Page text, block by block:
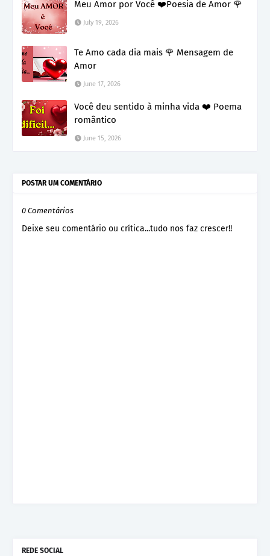
Meu Amor por Você ❤️Poesia de Amor 🌹
July 19, 2026
Te Amo cada dia mais 🌹 Mensagem de
Amor
June 17, 2026
Você deu sentido à minha vida ❤️ Poema
romântico
June 15, 2026
POSTAR UM COMENTÁRIO
0 Comentários
Deixe seu comentário ou crítica...tudo nos faz crescer!!
REDE SOCIAL